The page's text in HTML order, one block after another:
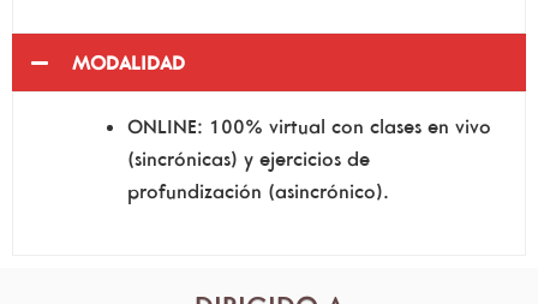
MODALIDAD
ONLINE: 100% virtual con clases en vivo
(sincrónicas) y ejercicios de
profundización (asincrónico).